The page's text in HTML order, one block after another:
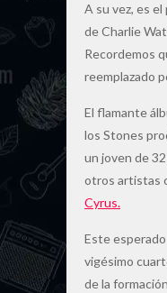
A su vez, es
de Charlie
Recordemos
reemplazado
El flamante
los Stones
un joven de
otros artistas
Cyrus.
Este
vigésimo
de la